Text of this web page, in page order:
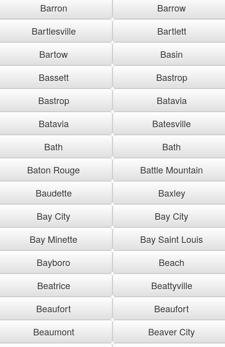
Barron
Barrow
Bartlesville
Bartlett
Bartow
Basin
Bassett
Bastrop
Bastrop
Batavia
Batavia
Batesville
Bath
Bath
Baton Rouge
Battle Mountain
Baudette
Baxley
Bay City
Bay City
Bay Minette
Bay Saint Louis
Bayboro
Beach
Beatrice
Beattyville
Beaufort
Beaufort
Beaumont
Beaver City